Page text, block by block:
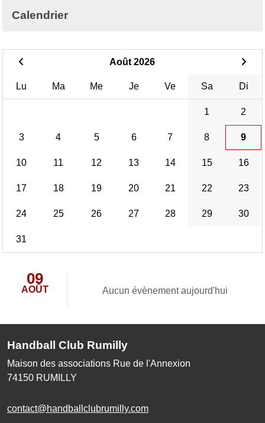
Calendrier
Août 2026
Lu Ma Me Je Ve Sa Di
1 2
3 4 5 6 7 8 9
10 11 12 13 14 15 16
17 18 19 20 21 22 23
24 25 26 27 28 29 30
31
09
AOÛT Aucun évènement aujourd'hui
Handball Club Rumilly
Maison des associations Rue de l'Annexion
74150 RUMILLY
contact@handballclubrumilly.com